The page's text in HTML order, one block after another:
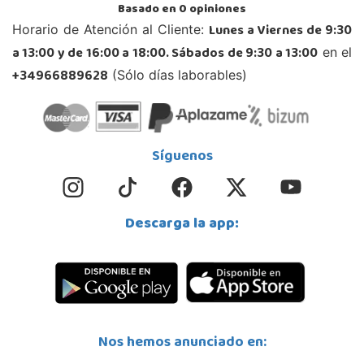
Avda. Roma S/N
23740, Andújar
953 505 004
Localizar Tienda
Juguetilandia Armilla
Carretera Armilla 29, Urb. Porcegram, 2
POCAS UNIDADES
Vizcaya
Basado en0opiniones
Horario de Atención al Cliente: Lunes a Viernes de 9:30
a 13:00 y de 16:00 a 18:00. Sábados de 9:30 a 13:00 en el
+34966889628 (Sólo días laborables)
Síguenos
Descarga la app:
Nos hemos anunciado en: